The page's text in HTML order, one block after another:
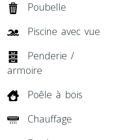
Poubelle
Piscine avec vue
Penderie /
armoire
Poêle à bois
Chauffage